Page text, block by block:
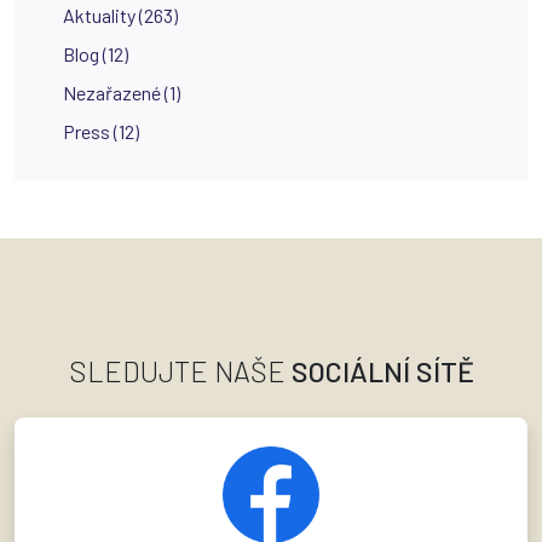
Aktuality (263)
Blog (12)
Nezařazené (1)
Press (12)
SLEDUJTE NAŠE SOCIÁLNÍ SÍTĚ